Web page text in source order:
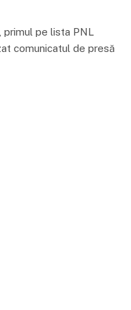
pe lista PNL
comunicatul de presă